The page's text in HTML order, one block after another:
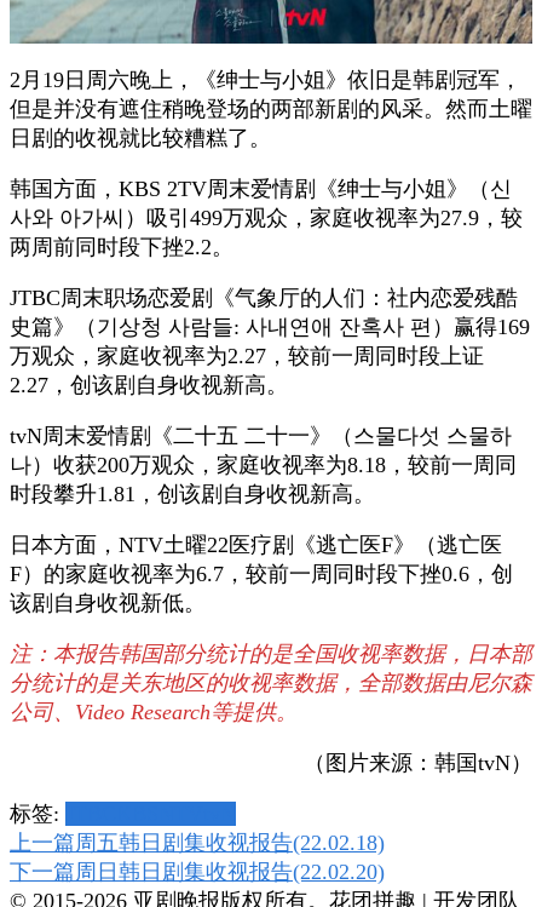
2月19日周六晚上，《绅士与小姐》依旧是韩剧冠军，
但是并没有遮住稍晚登场的两部新剧的风采。然而土曜
日剧的收视就比较糟糕了。
韩国方面，KBS 2TV周末爱情剧《绅士与小姐》（신
사와 아가씨）吸引499万观众，家庭收视率为27.9，较
两周前同时段下挫2.2。
JTBC周末职场恋爱剧《气象厅的人们：社内恋爱残酷
史篇》（기상청 사람들: 사내연애 잔혹사 편）赢得169
万观众，家庭收视率为2.27，较前一周同时段上证
2.27，创该剧自身收视新高。
tvN周末爱情剧《二十五 二十一》（스물다섯 스물하
나）收获200万观众，家庭收视率为8.18，较前一周同
时段攀升1.81，创该剧自身收视新高。
日本方面，NTV土曜22医疗剧《逃亡医F》（逃亡医
F）的家庭收视率为6.7，较前一周同时段下挫0.6，创
该剧自身收视新低。
注：本报告韩国部分统计的是全国收视率数据，日本部
分统计的是关东地区的收视率数据，全部数据由尼尔森
公司、Video Research等提供。
（图片来源：韩国tvN）
标签:
博
文
上一篇周五韩日剧集收视报告(22.02.18)
下一篇周日韩日剧集收视报告(22.02.20)
© 2015-2026 亚剧晚报版权所有。 花团拼趣 | 开发团队